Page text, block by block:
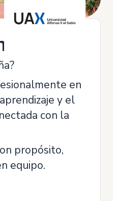
en
y el
con la
propósito,
equipo.